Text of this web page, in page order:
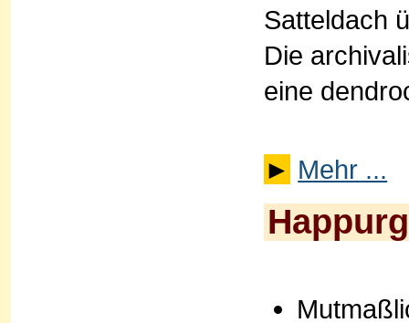
Satteldach
Die
eine
► Mehr ...